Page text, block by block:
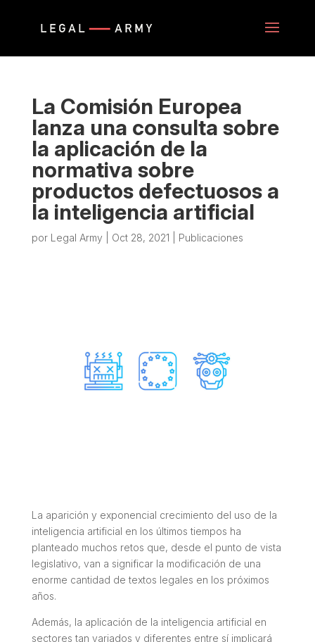
La Comisión Europea
lanza una consulta sobre
la aplicación de la
normativa sobre
productos defectuosos a
la inteligencia artificial
por Legal Army Oct 28, 2021 Publicaciones
La aparición y exponencial crecimiento del uso de la
inteligencia artificial en los últimos tiempos ha
planteado muchos retos que, desde el punto de vista
legislativo, van a significar la modificación de una
enorme cantidad de textos legales en los próximos
años.
Además, la aplicación de la inteligencia artificial en
sectores tan variados y diferentes entre sí implicará